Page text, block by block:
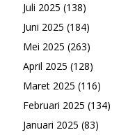
Juli 2025 (138)
Juni 2025 (184)
Mei 2025 (263)
April 2025 (128)
Maret 2025 (116)
Februari 2025 (134)
Januari 2025 (83)